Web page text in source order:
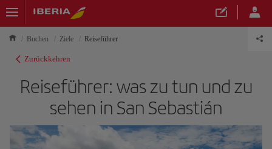
Buchen Ziele Reiseführer
Zurückkehren
Reiseführer: was zu tun und zu
sehen in San Sebastián